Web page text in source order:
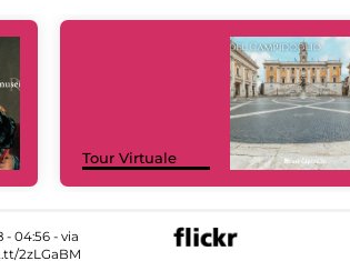
Tour Virtuale